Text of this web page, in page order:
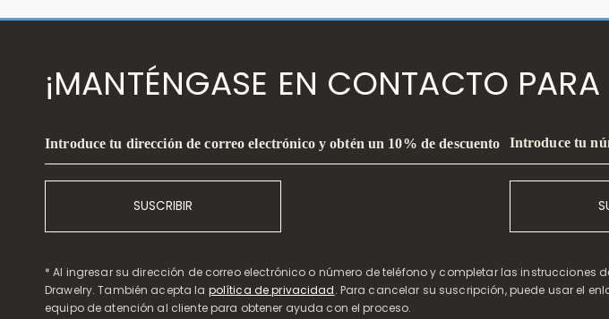
¡MANTÉNGASE EN CONTACTO
Introduce tu dirección de correo electrónico y obtén un 10% de descuento
SUSCRIBIR
Introduce tu
* Al ingresar su dirección de correo electrónico o número de teléfono y completar las instrucciones
Drawelry. También acepta la política de privacidad. Para cancelar su suscripción, puede usar el
equipo de atención al cliente para obtener ayuda con el proceso.